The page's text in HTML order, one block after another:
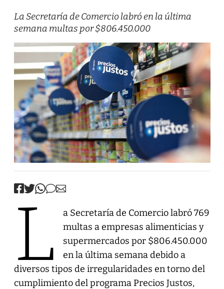
La Secretaría de Comercio labró en la última
semana multas por $806.450.000
L
a Secretaría de Comercio labró 769
multas a empresas alimenticias y
supermercados por $806.450.000
en la última semana debido a
diversos tipos de irregularidades en torno del
cumplimiento del programa Precios Justos,